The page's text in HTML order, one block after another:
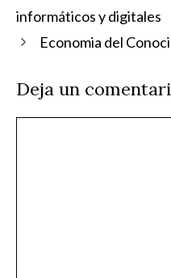
informáticos y digitales
Economia del
Deja un